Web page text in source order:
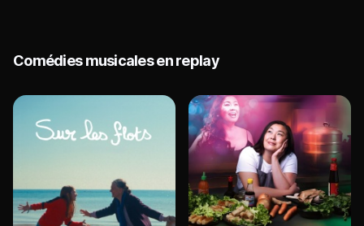
Comédies musicales en replay